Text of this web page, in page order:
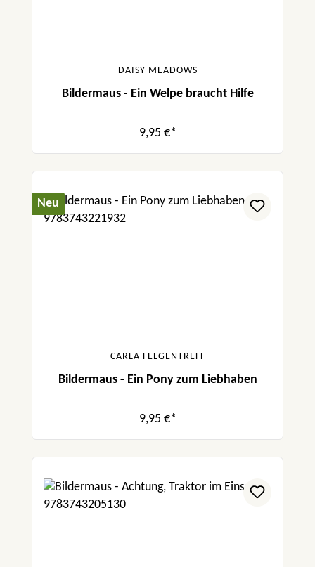
DAISY MEADOWS
Bildermaus - Ein Welpe braucht Hilfe
9,95 €*
Neu
CARLA FELGENTREFF
Bildermaus - Ein Pony zum Liebhaben
9,95 €*